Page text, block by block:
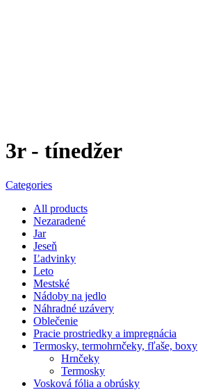
3r - tínedžer
Categories
All products
Nezaradené
Jar
Jeseň
Ľadvinky
Leto
Mestské
Nádoby na jedlo
Náhradné uzávery
Oblečenie
Pracie prostriedky a impregnácia
Termosky, termohrnčeky, fľaše, boxy
Hrnčeky
Termosky
Vosková fólia a obrúsky